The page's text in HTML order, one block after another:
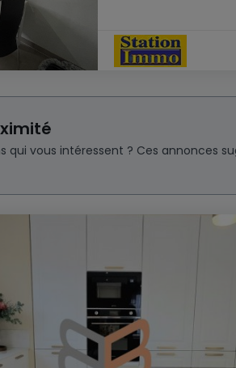
qui vous intéressent ? Ces annonces